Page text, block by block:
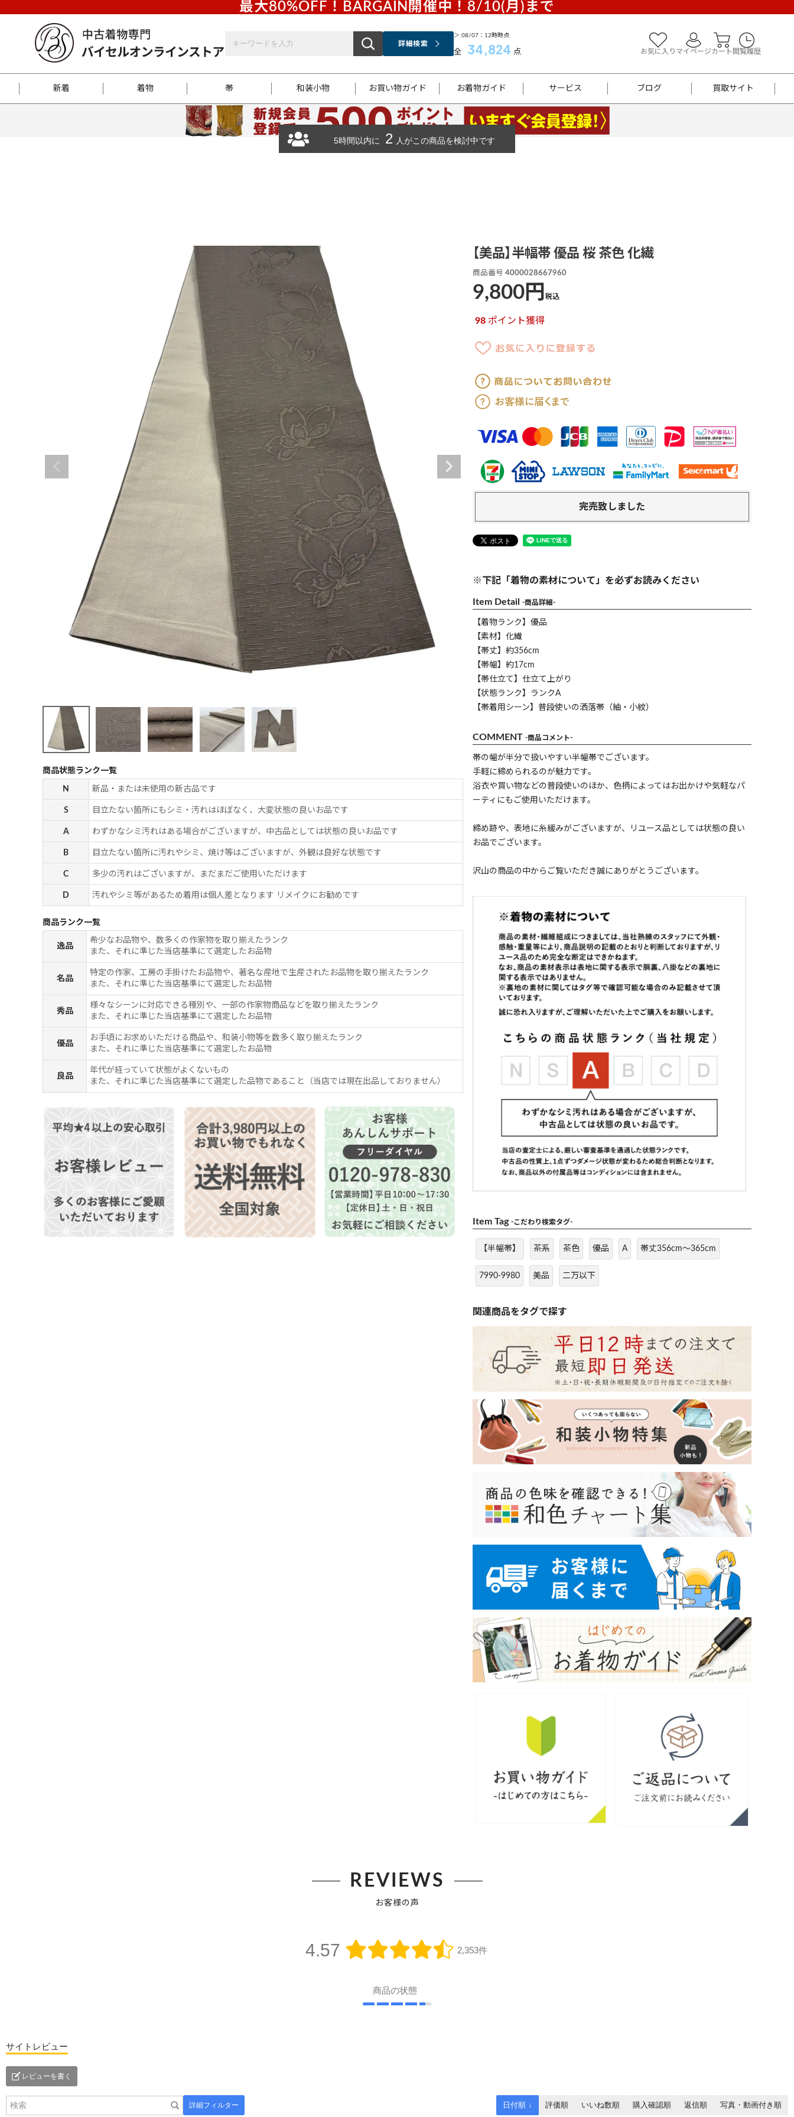
最大80%OFF！BARGAIN開催中！8/10(月)まで
詳細検索
＞ 08/07：12時時点
全 34,824 点 お気に入り マイページカート 閲覧履歴
新着 着物 帯 和装小物 お買い物ガイド
お客様に届くまで お支払いについて 着物参考サイズ/採寸について
お着物ガイド
はじめてのお着物ガイド サイズ案内 和色チャート集
サービス
商品お取り寄せサービス 新規会員登録 お問い合わせ
ブログ
着物知識 スタッフブログ
買取サイト
商品状態ランク一覧
N 新品・または未使用の新古品です
S 目立たない箇所にもシミ・汚れはほぼなく、大変状態の良いお品です
A わずかなシミ汚れはある場合がございますが、中古品としては状態の良いお品です
B 目立たない箇所に汚れやシミ、焼け等はございますが、外観は良好な状態です
C 多少の汚れはございますが、まだまだご使用いただけます
D 汚れやシミ等があるため着用は個人差となります リメイクにお勧めです
商品ランク一覧
逸品
希少なお品物や、数多くの作家物を取り揃えたランク
また、それに準じた当店基準にて選定したお品物
名品
特定の作家、工房の手掛けたお品物や、著名な産地で生産されたお品物を取り揃えたランク
また、それに準じた当店基準にて選定したお品物
秀品
様々なシーンに対応できる種別や、一部の作家物商品などを取り揃えたランク
また、それに準じた当店基準にて選定したお品物
優品
お手頃にお求めいただける商品や、和装小物等を数多く取り揃えたランク
また、それに準じた当店基準にて選定したお品物
良品
年代が経っていて状態がよくないもの
また、それに準じた当店基準にて選定した品物であること（当店では現在出品しておりません）
【美品】半幅帯 優品 桜 茶色 化繊
商品番号 4000028667960
9,800 税込
98 ポイント獲得
完売致しました
※下記「着物の素材について」を必ずお読みください
Item Detail -商品詳細-
【着物ランク】優品
【素材】化繊
【帯丈】約356cm
【帯幅】約17cm
【帯仕立て】仕立て上がり
【状態ランク】ランクA
【帯着用シーン】普段使いの洒落帯（紬・小紋）
COMMENT -商品コメント-
帯の幅が半分で扱いやすい半幅帯でございます。
手軽に締められるのが魅力です。
浴衣や買い物などの普段使いのほか、色柄によってはお出かけや気軽なパ
ーティにもご使用いただけます。
締め跡や、表地に糸緩みがございますが、リユース品としては状態の良い
お品でございます。
沢山の商品の中からご覧いただき誠にありがとうございます。
Item Tag -こだわり検索タグ-
【半幅帯】 茶系 茶色 優品 A 帯丈356cm～365cm
7990-9980 美品 二万以下
REVIEWS
お客様の声
4.57 2,353件
商品の状態
サイトレビュー
レビューを書く
詳細フィルター 日付順 ↓ 評価順 いいね数順 購入確認順 返信順 写真・動画付き順
5時間以内に 2 人がこの商品を検討中です